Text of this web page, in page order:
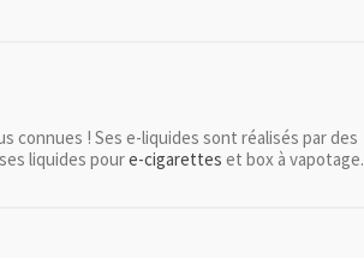
connues ! Ses e-liquides sont réalisés par des
liquides poure-cigarettes et box à vapotage.